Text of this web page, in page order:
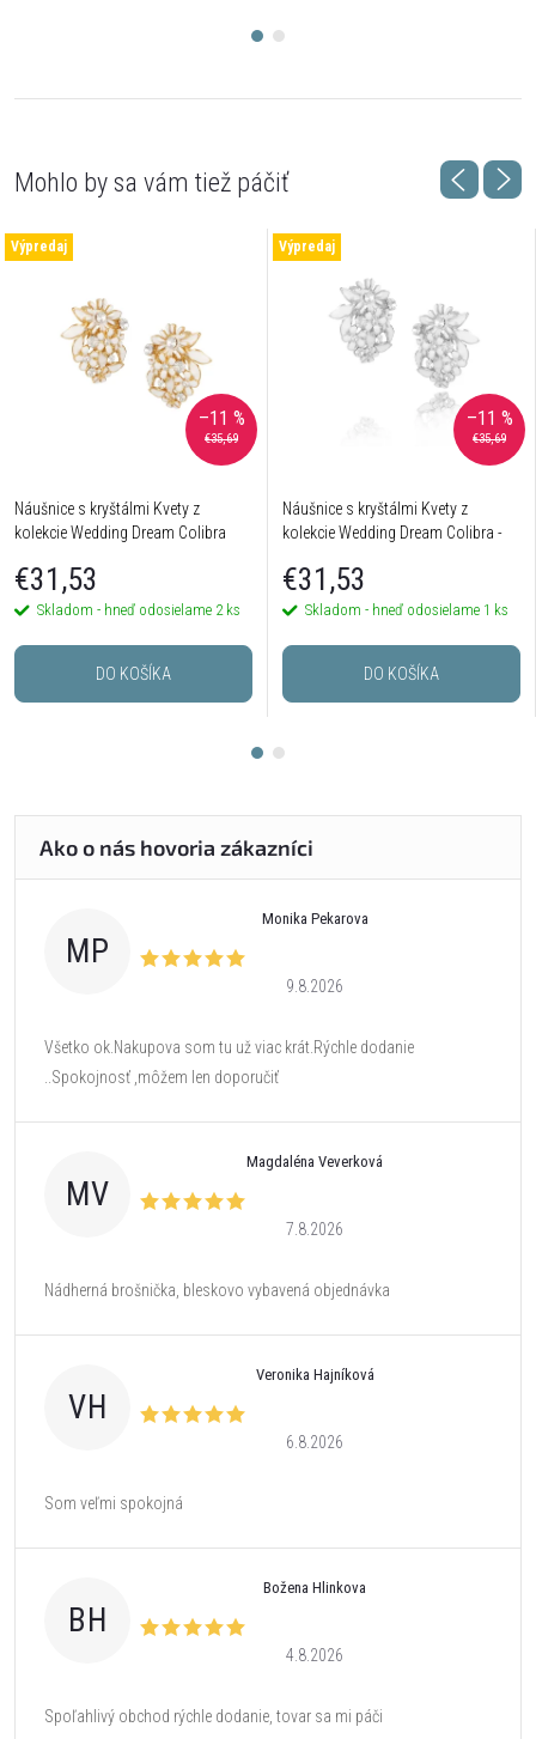
Výpredaj
€35,69
–11 %
Náušnice s kryštálmi Kvety z
kolekcie Wedding Dream Colibra
€31,53
Skladom - hneď odosielame 2 ks
DO KOŠÍKA
Výpredaj
€35,69
–11 %
Náušnice s kryštálmi Kvety z
kolekcie Wedding Dream Colibra -
€31,53
Skladom - hneď odosielame 1 ks
DO KOŠÍKA
MP
Monika Pekarova
9.8.2026
Všetko ok.Nakupova som tu už viac krát.Rýchle dodanie
..Spokojnosť ,môžem len doporučiť
MV
Magdaléna Veverková
7.8.2026
Nádherná brošnička, bleskovo vybavená objednávka
VH
Veronika Hajníková
6.8.2026
Som veľmi spokojná
BH
Božena Hlinkova
4.8.2026
Spoľahlivý obchod rýchle dodanie, tovar sa mi páči